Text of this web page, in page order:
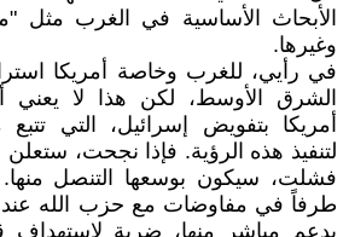
الأبحاث الأساسية في الغرب مثل
وغيرها.
في رأيي، للغرب وخاصة أمريكا
الشرق الأوسط، لكن هذا لا يعني
أمريكا بتفويض إسرائيل، التي
لتنفيذ هذه الرؤية. فإذا نجحت، ستعلن
فشلت، سيكون بوسعها التنصل منها.
طرفاً في مفاوضات مع حزب الله
بدعم مباشر منها، ضربة لاستهداف